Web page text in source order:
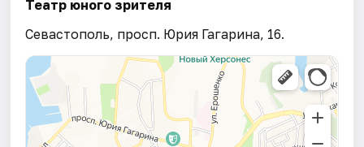
Театр юного зрителя
Севастополь, просп. Юрия Гагарина, 16.